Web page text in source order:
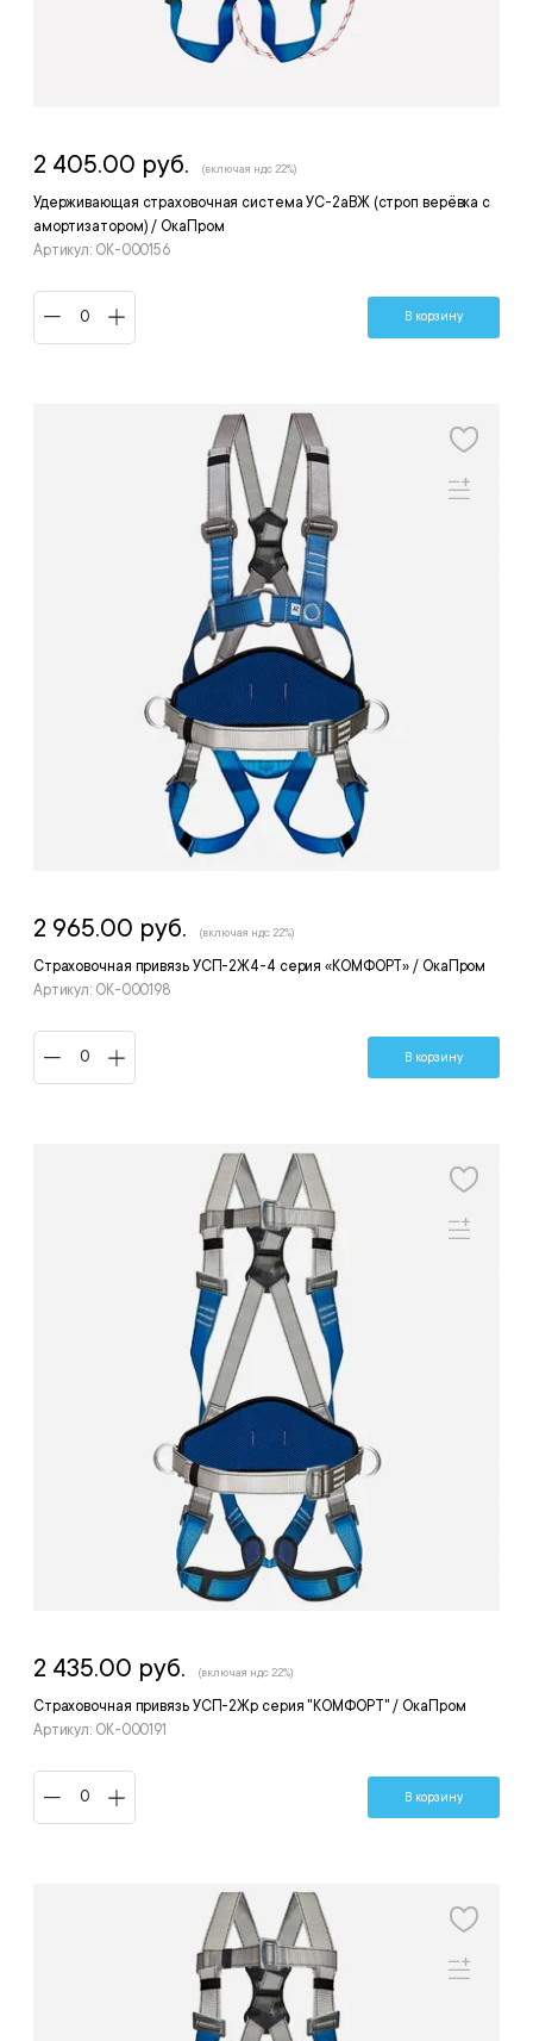
Удерживающая страховочная система УС-2аВЖ (строп верёвка с
амортизатором) / ОкаПром
Артикул: ОК-000156
2 405.00 руб. (включая ндс 22%)
В корзину
Страховочная привязь УСП-2Ж4-4 серия «КОМФОРТ» / ОкаПром
Артикул: OK-000198
2 965.00 руб. (включая ндс 22%)
В корзину
Страховочная привязь УСП-2Жр серия "КОМФОРТ" / ОкаПром
Артикул: ОК-000191
2 435.00 руб. (включая ндс 22%)
В корзину